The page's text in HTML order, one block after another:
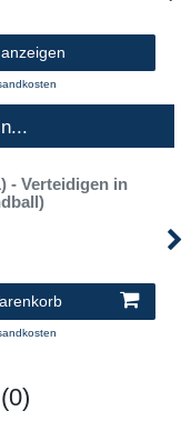
- Verteidigen in
(0)